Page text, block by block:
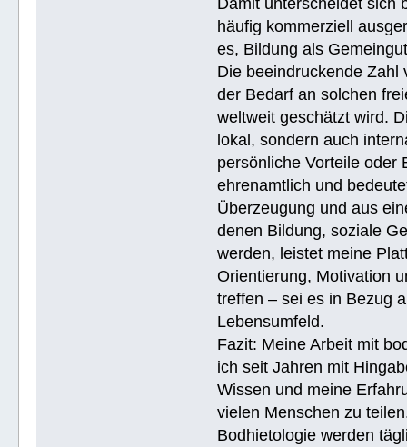
häufig kommerziell
es, Bildung als
Die beeindruckende Zahl
der Bedarf an solchen
weltweit geschätzt wird.
lokal, sondern auch
persönliche Vorteile oder
ehrenamtlich und
Überzeugung und aus
denen Bildung, soziale
werden, leistet meine
Orientierung, Motivation
treffen – sei es in Bezug
Lebensumfeld.
Fazit: Meine Arbeit mit
ich seit Jahren mit
Wissen und meine
vielen Menschen zu
Bodhietologie werden